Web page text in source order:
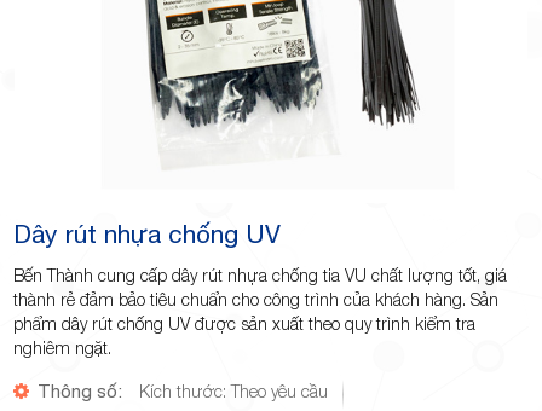
Dây rút nhựa chống UV
Bến Thành cung cấp dây rút nhựa chống tia VU chất lượng tốt, giá
thành rẻ đảm bảo tiêu chuẩn cho công trình của khách hàng. Sản
phẩm dây rút chống UV được sản xuất theo quy trình kiểm tra
nghiêm ngặt.
Thông số:
Kích thước: Theo yêu cầu